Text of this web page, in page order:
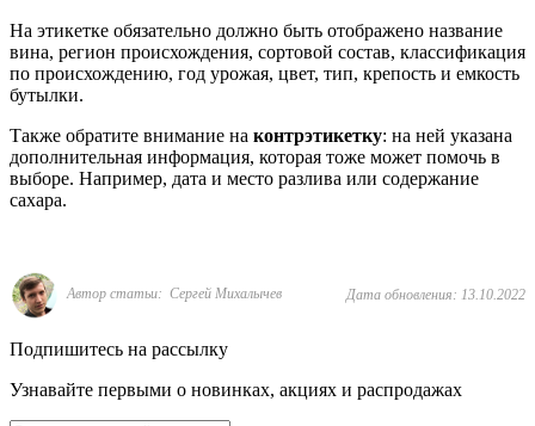
На этикетке обязательно должно быть отображено название
вина, регион происхождения, сортовой состав, классификация
по происхождению, год урожая, цвет, тип, крепость и емкость
бутылки.
Также обратите внимание на контрэтикетку: на ней указана
дополнительная информация, которая тоже может помочь в
выборе. Например, дата и место разлива или содержание
сахара.
Автор статьи: Сергей Михалычев Дата обновления: 13.10.2022
Подпишитесь на рассылку
Узнавайте первыми о новинках, акциях и распродажах